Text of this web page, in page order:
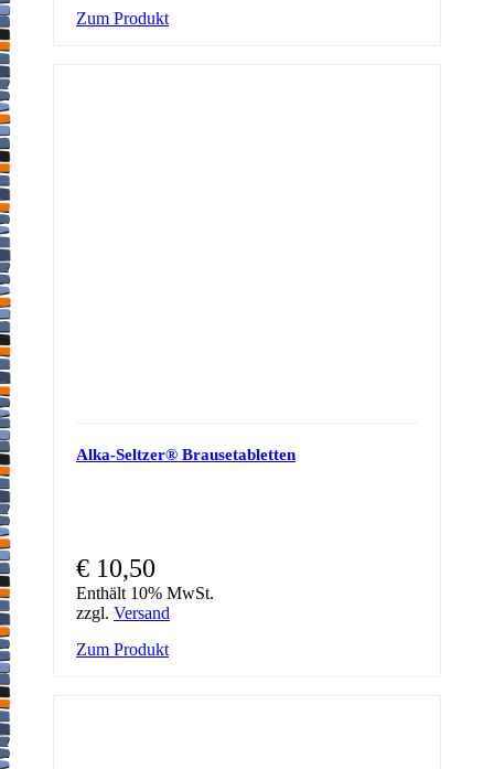
Zum Produkt
Alka-Seltzer® Brausetabletten
€ 10,50
Enthält 10% MwSt.
zzgl. Versand
Zum Produkt